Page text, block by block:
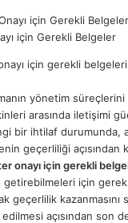
n
d
a
e
m
a
i
l
için Gerekli Belgeler
için gerekli
yönetim
arasında iletişimi
bir ihtilaf durumunda,
geçerliliği açısından
onayı için gerekli
için
geçerlilik kazanmasını
açısından son